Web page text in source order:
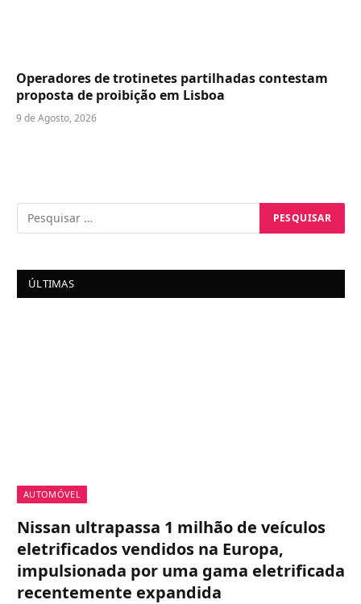
Operadores de trotinetes partilhadas contestam
proposta de proibição em Lisboa
9 de Agosto, 2026
ÚLTIMAS
AUTOMÓVEL
Nissan ultrapassa 1 milhão de veículos
eletrificados vendidos na Europa,
impulsionada por uma gama eletrificada
recentemente expandida